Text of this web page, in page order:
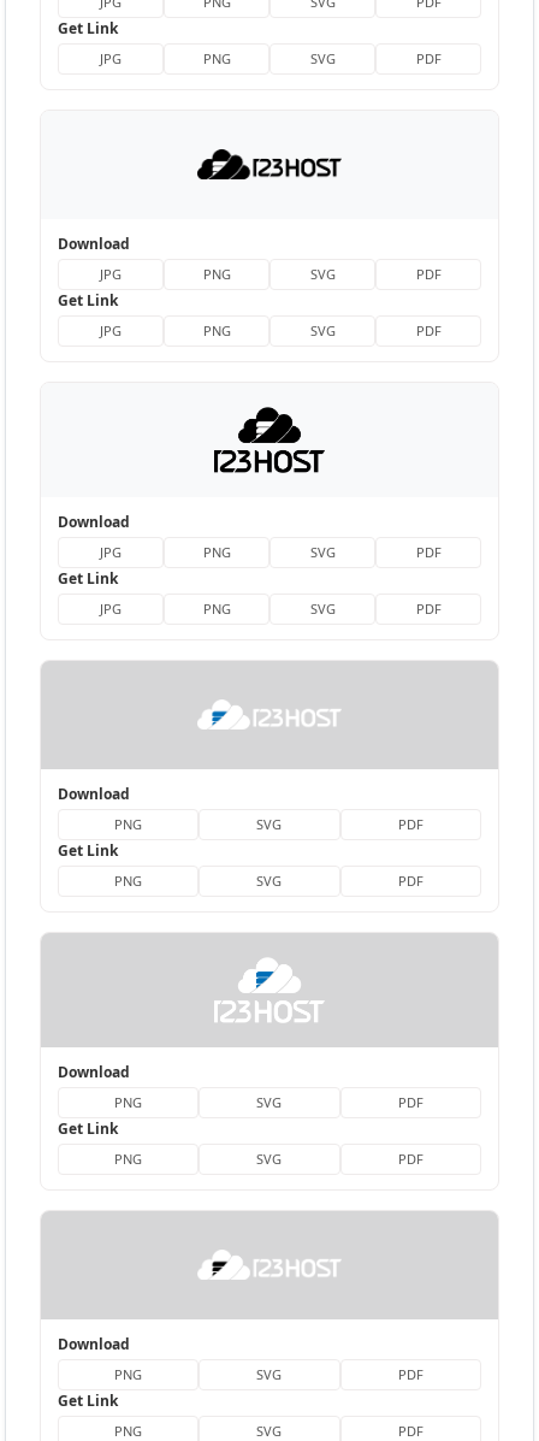
Get Link
JPG PNG SVG PDF
Download
JPG PNG SVG PDF
Get Link
JPG PNG SVG PDF
Download
JPG PNG SVG PDF
Get Link
JPG PNG SVG PDF
Download
PNG SVG PDF
Get Link
PNG SVG PDF
Download
PNG SVG PDF
Get Link
PNG SVG PDF
Download
PNG SVG PDF
Get Link
PNG SVG PDF